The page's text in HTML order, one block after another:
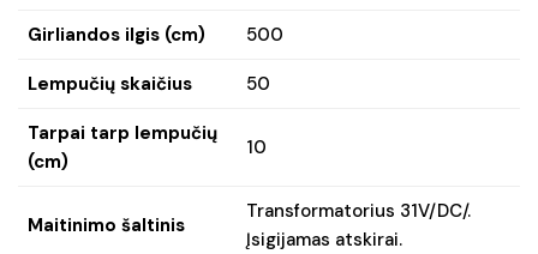
Girliandos ilgis (cm) 500
Lempučių skaičius 50
Tarpai tarp lempučių
(cm)
10
Maitinimo šaltinis
Transformatorius 31V/DC/.
Įsigijamas atskirai.